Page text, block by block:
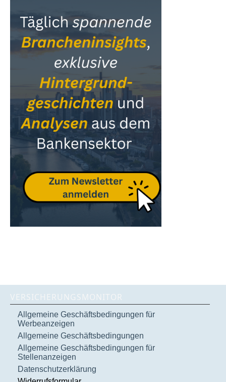
VERSICHERUNGSMONITOR
Allgemeine Geschäftsbedingungen für
Werbeanzeigen
Allgemeine Geschäftsbedingungen
Allgemeine Geschäftsbedingungen für
Stellenanzeigen
Datenschutzerklärung